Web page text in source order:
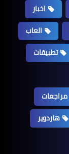
اخبار
العاب
تطبيقات
مراجعات
هاردوير